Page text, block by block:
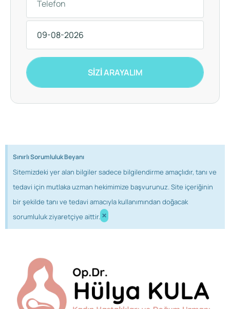
SİZİ ARAYALIM
Sınırlı Sorumluluk Beyanı
Sitemizdeki yer alan bilgiler sadece bilgilendirme amaçlıdır, tanı ve
tedavi için mutlaka uzman hekimimize başvurunuz. Site içeriğinin
bir şekilde tanı ve tedavi amacıyla kullanımından doğacak
sorumluluk ziyaretçiye aittir. ×